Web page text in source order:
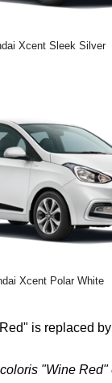
Xcent Sleek Silver
Xcent Polar White
is replaced
"Wine Red"